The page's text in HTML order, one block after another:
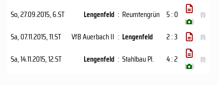
So, 27.09.2015, 6.ST Lengenfeld : Reumtengrün 5 : 0
( )
(1)
Sa, 07.11.2015, 11.ST VfB Auerbach II : Lengenfeld 2 : 3 (1)
Sa, 14.11.2015, 12.ST Lengenfeld : Stahlbau Pl. 4 : 2
( )
(1)